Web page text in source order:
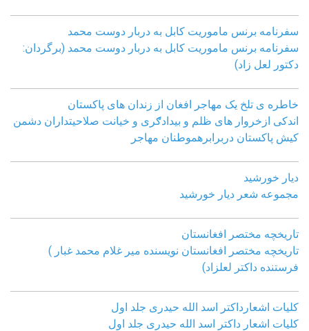
سفرنامه برنس ماموریت کابل به دربار دوست محمد
سفرنامه برنس ماموریت کابل به دربار دوست محمد (برگردان:
دکتور لعل زاد)
خاطره ی تلخ یک مھاجر افغان از زندان ھای پاکستان
اندکی ازخروار ھای ظلم و بیدادګری و خیانت صلاحیتداران دشمن
کیش پاکستان دربرابرھموطنان مھاجر
دیار خورشید
مجموعه شعر دیار خورشید
تاریخچه مختصر افغانستان
تاریخچه مختصر افغانستان نویسنده میر غلام محمد غبار )
فرستنده داکتر لعلزاد)
کلیات اشعارداکتر اسد الله حیدری جلد اول
کلیات اشعار داکتر اسد الله حیدری جلد اول